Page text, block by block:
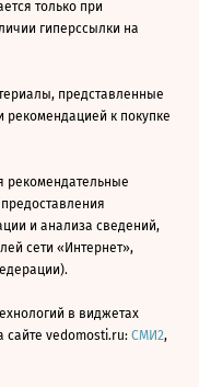
только при
гиперссылки на
представленные
рекомендацией к покупке
рекомендательные
и анализа сведений,
сети «Интернет»,
в виджетах
vedomosti.ru: СМИ2,